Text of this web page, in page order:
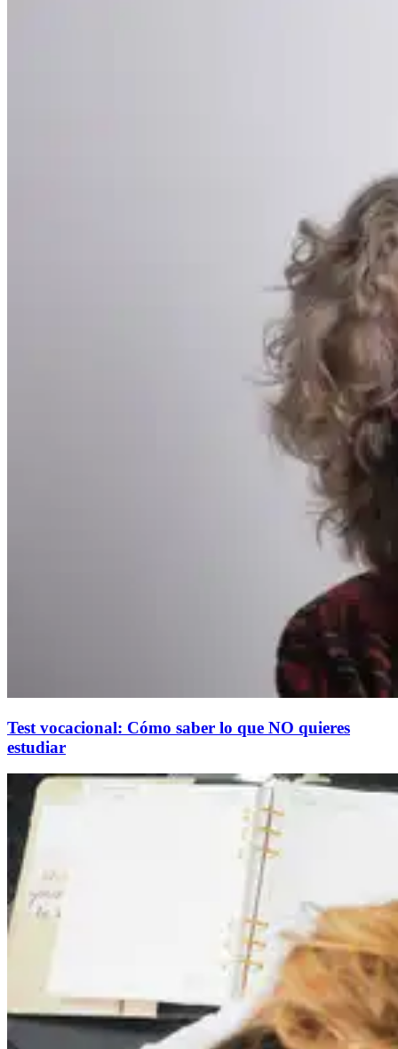
Test vocacional: Cómo saber lo que NO quieres
estudiar